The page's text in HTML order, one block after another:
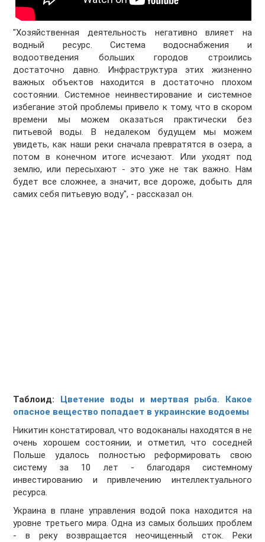
"Хозяйственная деятельность негативно влияет на
водный ресурс. Система водоснабжения и
водоотведения больших городов строились
достаточно давно. Инфраструктура этих жизненно
важных объектов находится в достаточно плохом
состоянии. Системное неинвестирование и системное
избегание этой проблемы привело к тому, что в скором
времени мы можем оказаться практически без
питьевой воды. В недалеком будущем мы можем
увидеть, как наши реки сначала превратятся в озера, а
потом в конечном итоге исчезают. Или уходят под
землю, или пересыхают - это уже не так важно. Нам
будет все сложнее, а значит, все дороже, добыть для
самих себя питьевую воду", - рассказал он.
Таблоид: Цветение воды и мертвая рыба. Какое
опасное вещество попадает в украинские водоемы
Никитин констатировал, что водоканалы находятся в не
очень хорошем состоянии, и отметил, что соседней
Польше удалось полностью реформировать свою
систему за 10 лет - благодаря системному
инвестированию и привлечению интеллектуального
ресурса.
Украина в плане управления водой пока находится на
уровне третьего мира. Одна из самых больших проблем
- в реку возвращается неочищенный сток. Реки